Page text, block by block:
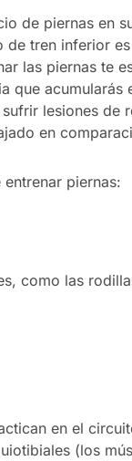
de piernas en
de tren inferior
las piernas te
acumularás
lesiones de
en
piernas:
como las
en el
(los